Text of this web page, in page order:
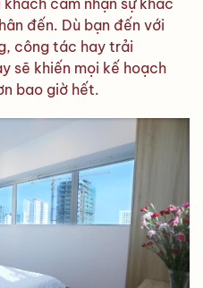
đến. Dù bạn đến với
công tác hay trải
sẽ khiến mọi kế hoạch
bao giờ hết.